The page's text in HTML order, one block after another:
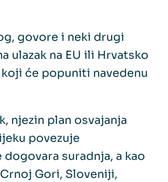
govore i neki drugi
ulazak na EU ili Hrvatsko
će popuniti navedenu
njezin plan osvajanja
povezuje
suradnja, a kao
Gori, Sloveniji,